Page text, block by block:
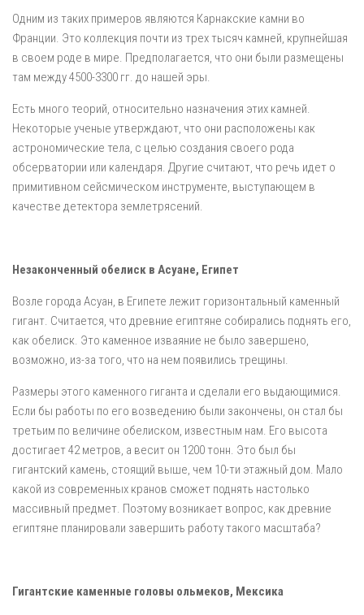
Одним из таких примеров являются Карнакские камни во
Франции. Это коллекция почти из трех тысяч камней, крупнейшая
в своем роде в мире. Предполагается, что они были размещены
там между 4500-3300 гг. до нашей эры.
Есть много теорий, относительно назначения этих камней.
Некоторые ученые утверждают, что они расположены как
астрономические тела, с целью создания своего рода
обсерватории или календаря. Другие считают, что речь идет о
примитивном сейсмическом инструменте, выступающем в
качестве детектора землетрясений.
Незаконченный обелиск в Асуане, Египет
Возле города Асуан, в Египете лежит горизонтальный каменный
гигант. Считается, что древние египтяне собирались поднять его,
как обелиск. Это каменное изваяние не было завершено,
возможно, из-за того, что на нем появились трещины.
Размеры этого каменного гиганта и сделали его выдающимися.
Если бы работы по его возведению были закончены, он стал бы
третьим по величине обелиском, известным нам. Его высота
достигает 42 метров, а весит он 1200 тонн. Это был бы
гигантский камень, стоящий выше, чем 10-ти этажный дом. Мало
какой из современных кранов сможет поднять настолько
массивный предмет. Поэтому возникает вопрос, как древние
египтяне планировали завершить работу такого масштаба?
Гигантские каменные головы ольмеков, Мексика